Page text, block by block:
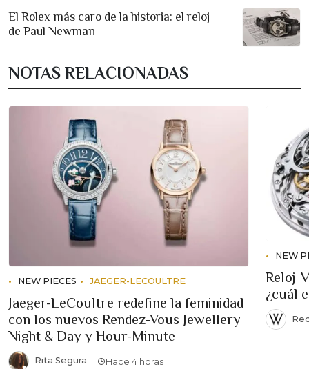
El Rolex más caro de la historia: el reloj
de Paul Newman
NOTAS RELACIONADAS
NEW PIECES JAEGER-LECOULTRE
Jaeger-LeCoultre redefine la feminidad
con los nuevos Rendez-Vous Jewellery
Night & Day y Hour-Minute
Rita Segura Hace 4 horas
NEW
Reloj
¿cuál